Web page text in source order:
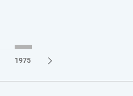
1975 1976